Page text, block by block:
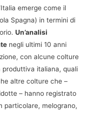
emerge come il
Spagna) in termini di
Un’analisi
negli ultimi 10 anni
con alcune colture
italiana, quali
altre colture che –
– hanno registrato
particolare, melograno,